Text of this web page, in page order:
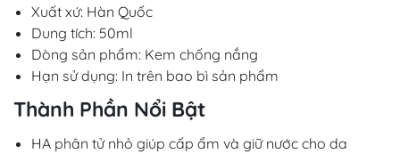
Xuất xứ: Hàn Quốc
Dung tích: 50ml
Dòng sản phẩm: Kem chống nắng
Hạn sử dụng: In trên bao bì sản phẩm
Thành Phần Nổi Bật
HA phân tử nhỏ giúp cấp ẩm và giữ nước cho da